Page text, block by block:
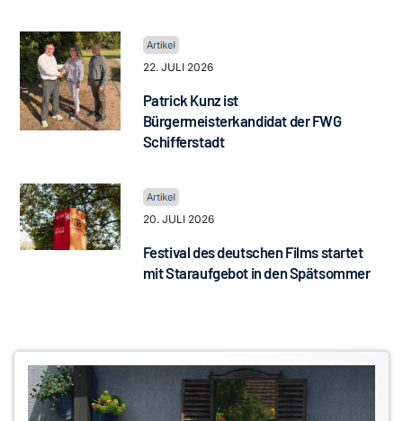
22. JULI 2026
Patrick Kunz ist
Bürgermeisterkandidat der FWG
Schifferstadt
20. JULI 2026
Festival des deutschen Films startet
mit Staraufgebot in den Spätsommer